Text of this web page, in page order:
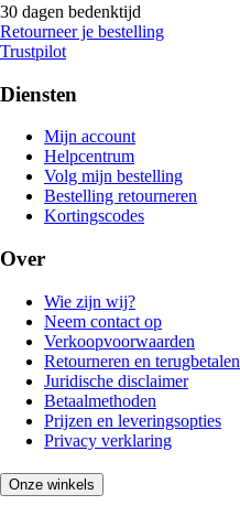
30 dagen bedenktijd
Retourneer je bestelling
Trustpilot
Diensten
Mijn account
Helpcentrum
Volg mijn bestelling
Bestelling retourneren
Kortingscodes
Over
Wie zijn wij?
Neem contact op
Verkoopvoorwaarden
Retourneren en terugbetalen
Juridische disclaimer
Betaalmethoden
Prijzen en leveringsopties
Privacy verklaring
Onze winkels